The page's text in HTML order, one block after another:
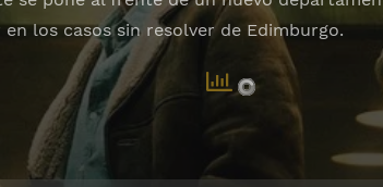
los casos sin resolver de Edimburgo.